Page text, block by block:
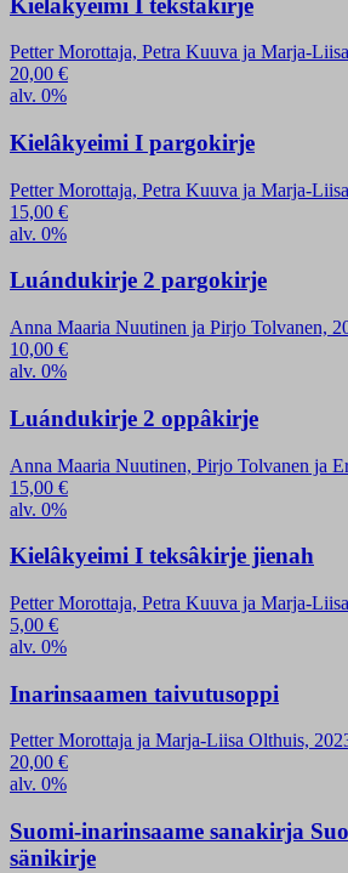
Petter Morottaja, Petra Kuuva ja Marja-
20,00 €
alv. 0%
Kielâkyeimi I pargokirje
Petter Morottaja, Petra Kuuva ja Marja-
15,00 €
alv. 0%
Luándukirje 2 pargokirje
Anna Maaria Nuutinen ja Pirjo Tolvanen,
10,00 €
alv. 0%
Luándukirje 2 oppâkirje
Anna Maaria Nuutinen, Pirjo Tolvanen ja
15,00 €
alv. 0%
Kielâkyeimi I teksâkirje jienah
Petter Morottaja, Petra Kuuva ja Marja-
5,00 €
alv. 0%
Inarinsaamen taivutusoppi
Petter Morottaja ja Marja-Liisa Olthuis,
20,00 €
alv. 0%
Suomi-inarinsaame sanakirja
sänikirje